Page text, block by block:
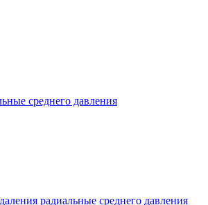
среднего давления
радиальные среднего давления